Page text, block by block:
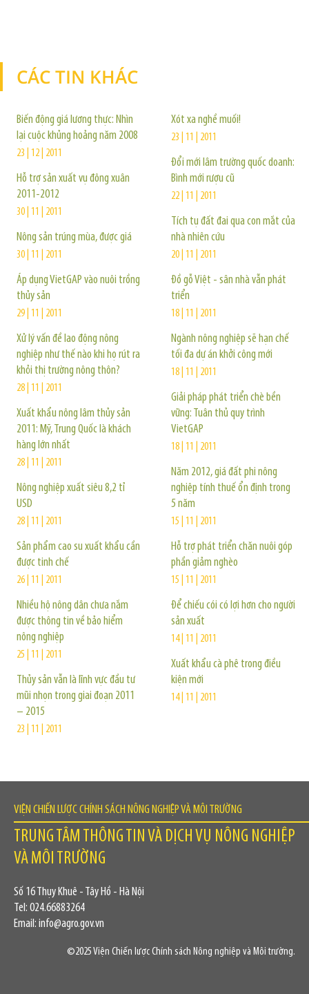
CÁC TIN KHÁC
Biến động giá lương thực: Nhìn
lại cuộc khủng hoảng năm 2008
23 | 12 | 2011
Hỗ trợ sản xuất vụ đông xuân
2011-2012
30 | 11 | 2011
Nông sản trúng mùa, được giá
30 | 11 | 2011
Áp dụng VietGAP vào nuôi trồng
thủy sản
29 | 11 | 2011
Xử lý vấn đề lao động nông
nghiệp như thế nào khi họ rút ra
khỏi thị trường nông thôn?
28 | 11 | 2011
Xuất khẩu nông lâm thủy sản
2011: Mỹ, Trung Quốc là khách
hàng lớn nhất
28 | 11 | 2011
Nông nghiệp xuất siêu 8,2 tỉ
USD
28 | 11 | 2011
Sản phẩm cao su xuất khẩu cần
được tinh chế
26 | 11 | 2011
Nhiều hộ nông dân chưa nắm
được thông tin về bảo hiểm
nông nghiệp
25 | 11 | 2011
Thủy sản vẫn là lĩnh vực đầu tư
mũi nhọn trong giai đoạn 2011
– 2015
23 | 11 | 2011
Xót xa nghề muối!
23 | 11 | 2011
Đổi mới lâm trường quốc doanh:
Bình mới rượu cũ
22 | 11 | 2011
Tích tụ đất đai qua con mắt của
nhà nhiên cứu
20 | 11 | 2011
Đồ gỗ Việt - sân nhà vẫn phát
triển
18 | 11 | 2011
Ngành nông nghiệp sẽ hạn chế
tối đa dự án khởi công mới
18 | 11 | 2011
Giải pháp phát triển chè bền
vững: Tuân thủ quy trình
VietGAP
18 | 11 | 2011
Năm 2012, giá đất phi nông
nghiệp tính thuế ổn định trong
5 năm
15 | 11 | 2011
Hỗ trợ phát triển chăn nuôi góp
phần giảm nghèo
15 | 11 | 2011
Để chiếu cói có lợi hơn cho người
sản xuất
14 | 11 | 2011
Xuất khẩu cà phê trong điều
kiện mới
14 | 11 | 2011
VIỆN CHIẾN LƯỢC CHÍNH SÁCH NÔNG NGHIỆP VÀ MÔI TRƯỜNG
TRUNG TÂM THÔNG TIN VÀ DỊCH VỤ NÔNG NGHIỆP
VÀ MÔI TRƯỜNG
Số 16 Thụy Khuê - Tây Hồ - Hà Nội
Tel: 024.66883264
Email: info@agro.gov.vn
©2025 Viện Chiến lược Chính sách Nông nghiệp và Môi trường.